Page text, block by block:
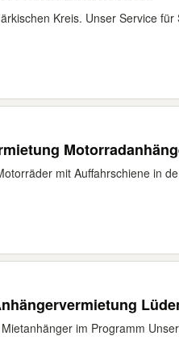
Kreis. Unser Service
mit Auffahrschiene in
im Programm